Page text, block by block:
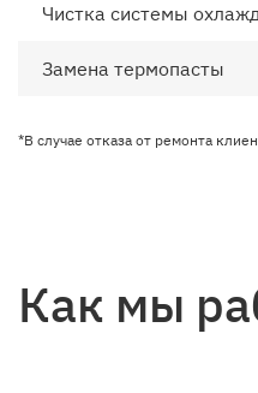
Чистка системы
Замена термопасты
*В случае отказа от ремонта
Как мы